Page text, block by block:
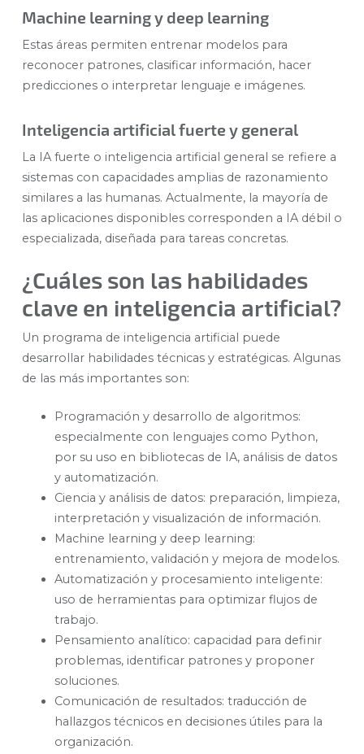
Machine learning y deep learning
Estas áreas permiten entrenar modelos para
reconocer patrones, clasificar información, hacer
predicciones o interpretar lenguaje e imágenes.
Inteligencia artificial fuerte y general
La IA fuerte o inteligencia artificial general se refiere a
sistemas con capacidades amplias de razonamiento
similares a las humanas. Actualmente, la mayoría de
las aplicaciones disponibles corresponden a IA débil o
especializada, diseñada para tareas concretas.
¿Cuáles son las habilidades
clave en inteligencia artificial?
Un programa de inteligencia artificial puede
desarrollar habilidades técnicas y estratégicas. Algunas
de las más importantes son:
Programación y desarrollo de algoritmos:
especialmente con lenguajes como Python,
por su uso en bibliotecas de IA, análisis de datos
y automatización.
Ciencia y análisis de datos: preparación, limpieza,
interpretación y visualización de información.
Machine learning y deep learning:
entrenamiento, validación y mejora de modelos.
Automatización y procesamiento inteligente:
uso de herramientas para optimizar flujos de
trabajo.
Pensamiento analítico: capacidad para definir
problemas, identificar patrones y proponer
soluciones.
Comunicación de resultados: traducción de
hallazgos técnicos en decisiones útiles para la
organización.